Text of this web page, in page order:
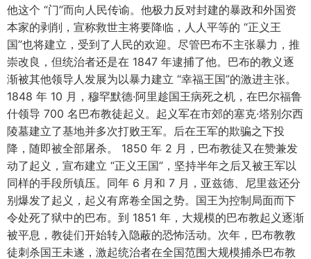
他这个 “门”而向人民传谕。他极力反对封建的暴政和外国资
本家的剥削，宣称救世主将要降临，人人平等的 “正义王
国”也将建立，受到了人民的欢迎。尽管巴布不主张暴力，推
崇改良，但统治者还是在 1847 年逮捕了他。巴布的教义逐
渐被其他领导人发展为以暴力建立 “幸福王国”的激进主张。
1848 年 10 月，穆罕默德·阿里趁国王病死之机，在巴尔福鲁
什领导 700 名巴布教徒起义。起义军在市郊的塞克·塔别尔西
陵墓建立了基地并多次打败王军。后在王军的欺骗之下投
降，随即被全部屠杀。 1850 年 2 月，巴布教徒又在赞兼发
动了起义，宣布建立 “正义王国”，坚持半年之后又被王军以
同样的手段所镇压。同年 6 月和 7 月，亚兹德、尼里兹还分
别爆发了起义，起义有席卷全国之势。国王为控制局面而下
令处死了狱中的巴布。到 1851 年，大规模的巴布教起义逐渐
被平息，教徒们开始转入隐蔽的恐怖活动。次年，巴布教教
徒刺杀国王未遂，激起统治者在全国范围大规模捕杀巴布教